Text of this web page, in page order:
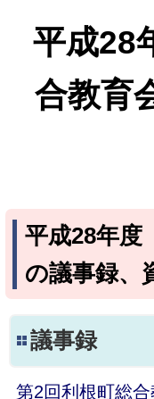
平成28
合教育
平成28年
の議事録、
議事録
第2回利根町総